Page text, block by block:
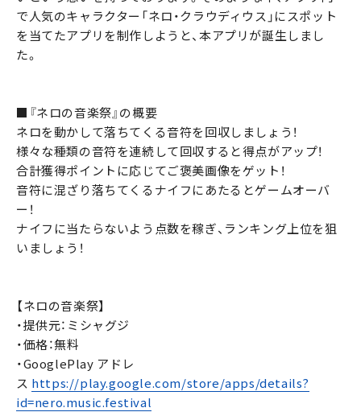
で人気のキャラクター「ネロ・クラウディウス」にスポット
を当てたアプリを制作しようと、本アプリが誕生しまし
た。
■『ネロの音楽祭』の概要
ネロを動かして落ちてくる音符を回収しましょう！
様々な種類の音符を連続して回収すると得点がアップ！
合計獲得ポイントに応じてご褒美画像をゲット！
音符に混ざり落ちてくるナイフにあたるとゲームオーバ
ー！
ナイフに当たらないよう点数を稼ぎ、ランキング上位を狙
いましょう！
【ネロの音楽祭】
・提供元：ミシャグジ
・価格：無料
・GooglePlay アドレ
ス https://play.google.com/store/apps/details?
id=nero.music.festival